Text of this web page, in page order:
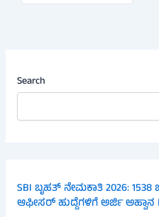
Search
SBI ಬೃಹತ್ ನೇಮಕಾತಿ 2026:
ಆಫೀಸರ್ ಹುದ್ದೆಗಳಿಗೆ ಅರ್ಜಿ ಅಹ್ವಾನ ।